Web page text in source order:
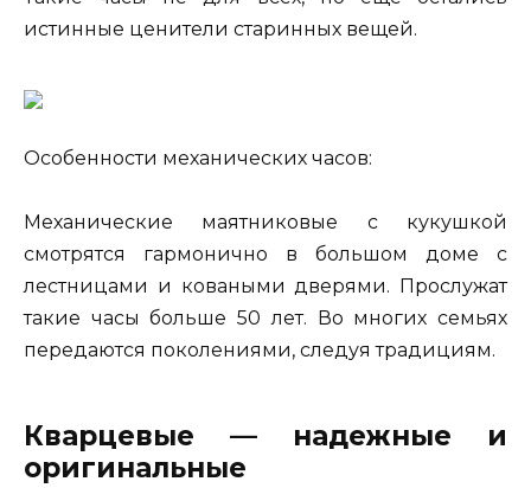
истинные ценители старинных вещей.
Особенности механических часов:
Механические маятниковые с кукушкой
смотрятся гармонично в большом доме с
лестницами и коваными дверями. Прослужат
такие часы больше 50 лет. Во многих семьях
передаются поколениями, следуя традициям.
Кварцевые — надежные и
оригинальные